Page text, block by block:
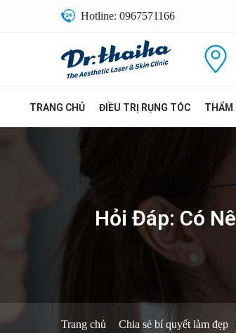
Hotline: 0967571166
TRANG CHỦ ĐIỀU TRỊ RỤNG TÓC THẨM
Hỏi Đáp: Có
Trang chủ Chia sẻ bí quyết làm đẹp